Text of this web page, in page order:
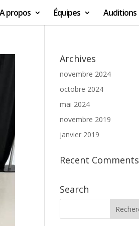
A propos Équipes Auditions
Archives
novembre 2024
octobre 2024
mai 2024
novembre 2019
janvier 2019
Recent Comments
Search